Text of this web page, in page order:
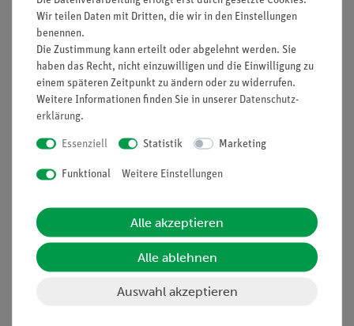
mm Stecker
Verbindungsleitung, 25
cm, 19 A, blau
Experimentierkabel, 4
mm Stecker
07313-
04
2
Verbindungsleitung, 50
Experimentierkabel, 4
07314-
Verbindungsleitung, 50
cm, 19 A, blau
Experimentierkabel, 4
07314-
04
Wir teilen Daten mit Dritten, die wir in den Einstellungen
benennen.
Die Zustimmung kann erteilt oder abgelehnt werden. Sie
haben das Recht, nicht einzuwilligen und die Einwilligung zu
einem späteren Zeitpunkt zu ändern oder zu widerrufen.
Weitere Informationen finden Sie in unserer Daten­schutz­
erklärung.
Essenziell Statistik Marketing
Funktional Weitere Einstellungen
Alle akzeptieren
Alle ablehnen
Auswahl akzeptieren